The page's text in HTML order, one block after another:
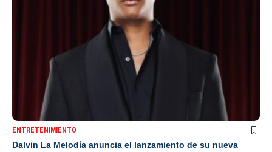
ENTRETENIMIENTO
Dalvin La Melodía anuncia el lanzamiento de su nueva